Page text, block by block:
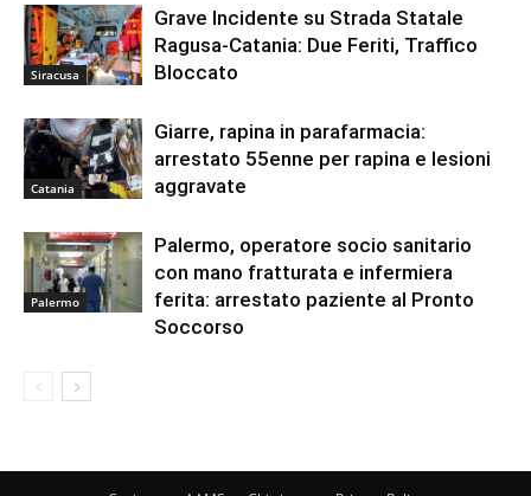
Siracusa
Grave Incidente su Strada Statale
Ragusa-Catania: Due Feriti, Traffico
Bloccato
Catania
Giarre, rapina in parafarmacia:
arrestato 55enne per rapina e lesioni
aggravate
Palermo
Palermo, operatore socio sanitario
con mano fratturata e infermiera
ferita: arrestato paziente al Pronto
Soccorso